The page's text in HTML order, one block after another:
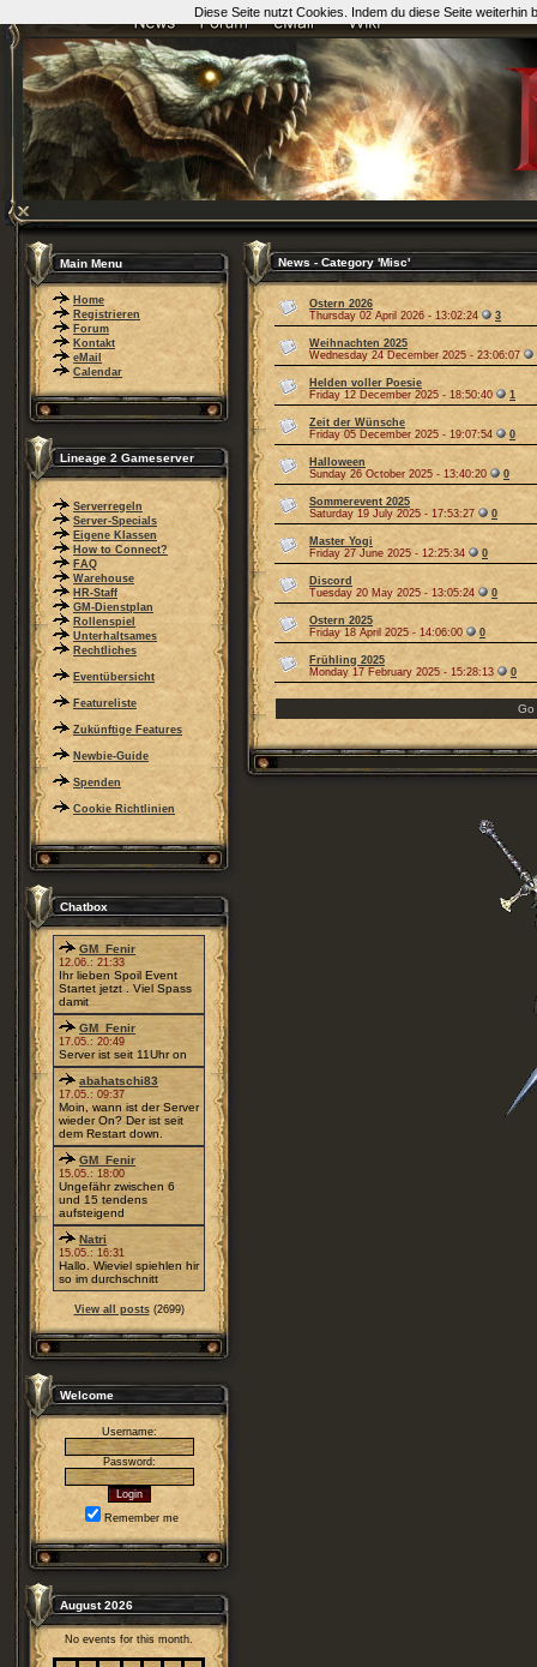
Main Menu
Home
Registrieren
Forum
Kontakt
eMail
Calendar
Lineage 2 Gameserver
Serverregeln
Server-Specials
Eigene Klassen
How to Connect?
FAQ
Warehouse
HR-Staff
GM-Dienstplan
Rollenspiel
Unterhaltsames
Rechtliches
Eventübersicht
Featureliste
Zukünftige Features
Newbie-Guide
Spenden
Cookie Richtlinien
Chatbox
GM_Fenir
12.06.: 21:33
Ihr lieben Spoil Event
Startet jetzt . Viel Spass
damit
GM_Fenir
17.05.: 20:49
Server ist seit 11Uhr on
abahatschi83
17.05.: 09:37
Moin, wann ist der Server
wieder On? Der ist seit
dem Restart down.
GM_Fenir
15.05.: 18:00
Ungefähr zwischen 6
und 15 tendens
aufsteigend
Natri
15.05.: 16:31
Hallo. Wieviel spiehlen hir
so im durchschnitt
View all posts(2699)
Welcome
Username:
Password:
Remember me
August 2026
No events for this month.
News - Category 'Misc'
Ostern 2026
Thursday 02 April 2026 - 13:02:24
3
Weihnachten 2025
Wednesday 24 December 2025 - 23:06:07
Helden voller Poesie
Friday 12 December 2025 - 18:50:40
1
Zeit der Wünsche
Friday 05 December 2025 - 19:07:54
0
Halloween
Sunday 26 October 2025 - 13:40:20
0
Sommerevent 2025
Saturday 19 July 2025 - 17:53:27
0
Master Yogi
Friday 27 June 2025 - 12:25:34
0
Discord
Tuesday 20 May 2025 - 13:05:24
0
Ostern 2025
Friday 18 April 2025 - 14:06:00
0
Frühling 2025
Monday 17 February 2025 - 15:28:13
0
Diese Seite nutzt Cookies. Indem du diese Seite